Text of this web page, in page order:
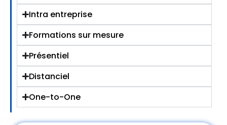
Intra entreprise
Formations sur mesure
Présentiel
Distanciel
One-to-One